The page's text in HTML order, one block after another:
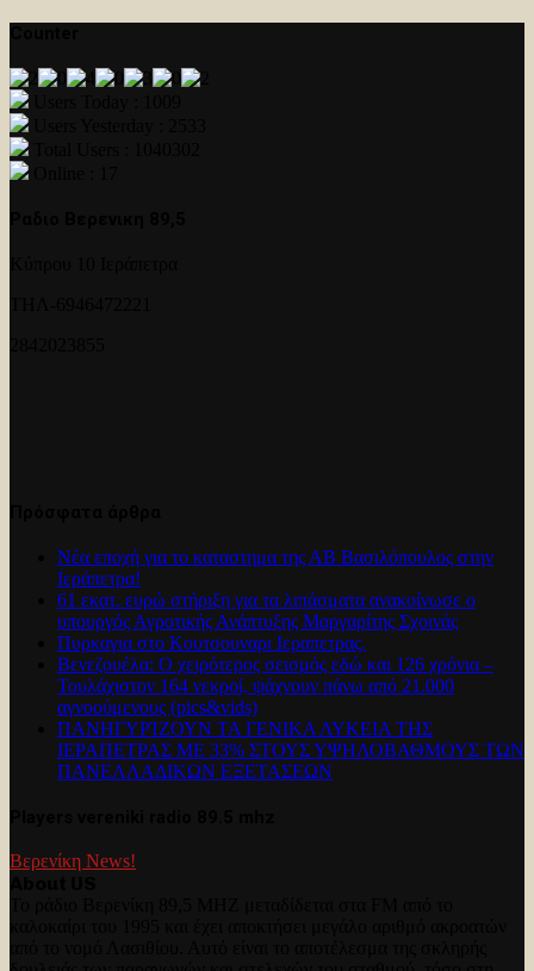
Νέα εποχή για το καταστημα της ΑΒ Βασιλόπουλος στην
Ιεράπετρα!
61 εκατ. ευρώ στήριξη για τα λιπάσματα ανακοίνωσε ο
υπουργός Αγροτικής Ανάπτυξης Μαργαρίτης Σχοινάς
Πυρκαγια στο Κουτσουναρι Ιεραπετρας.
Βενεζουέλα: Ο χειρότερος σεισμός εδώ και 126 χρόνια –
Τουλάχιστον 164 νεκροί, ψάχνουν πάνω από 21.000
αγνοούμενους (pics&vids)
ΠΑΝΗΓΥΡΊΖΟΥΝ ΤΑ ΓΕΝΙΚΑ ΛΥΚΕΙΑ ΤΗΣ
ΙΕΡΑΠΕΤΡΑΣ ΜΕ 33% ΣΤΟΥΣ ΥΨΗΛΟΒΑΘΜΟΥΣ ΤΩΝ
ΠΑΝΕΛΛΑΔΙΚΩΝ ΕΞΕΤΑΣΕΩΝ
Βερενίκη News!